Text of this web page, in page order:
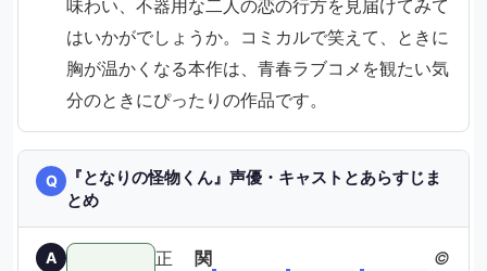
味わい、不器用な二人の恋の行方を見届けてみて
はいかがでしょうか。コミカルで笑えて、ときに
胸が温かくなる本作は、青春ラブコメを観たい気
分のときにぴったりの作品です。
Q
『となりの怪物くん』声優・キャストとあらすじま
とめ
A
正
関
©